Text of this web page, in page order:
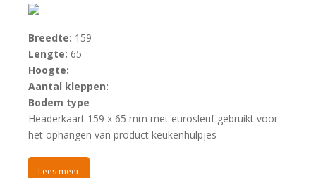
Breedte: 159
Lengte: 65
Hoogte:
Aantal kleppen:
Bodem type
Headerkaart 159 x 65 mm met eurosleuf gebruikt voor
het ophangen van product keukenhulpjes
Lees meer